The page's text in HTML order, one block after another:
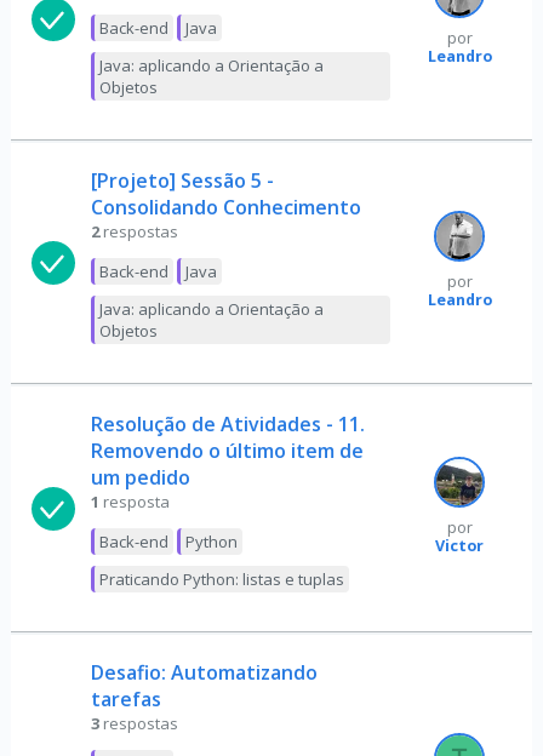
Back-end
Java
Java: aplicando a Orientação a
Objetos
por
Leandro
[Projeto] Sessão 5 -
Consolidando Conhecimento
2 respostas
Back-end
Java
Java: aplicando a Orientação a
Objetos
por
Leandro
Resolução de Atividades - 11.
Removendo o último item de
um pedido
1 resposta
Back-end
Python
Praticando Python: listas e tuplas
por
Victor
Desafio: Automatizando
tarefas
3 respostas